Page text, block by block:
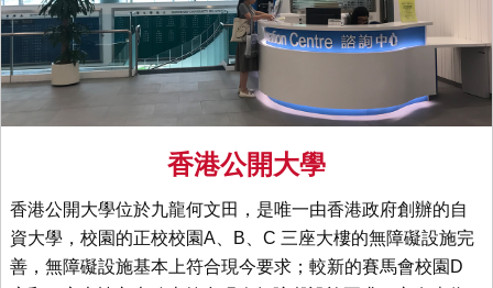
香港公開大學
香港公開大學位於九龍何文田，是唯一由香港政府創辦的自
資大學，校園的正校校園A、B、C 三座大樓的無障礙設施完
善，無障礙設施基本上符合現今要求；較新的賽馬會校園D